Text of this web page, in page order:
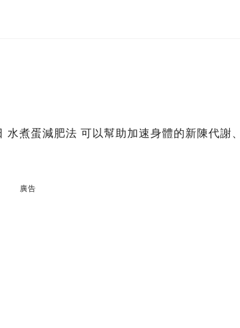
煮蛋減肥法 可以幫助加速身體的新陳代謝
廣告